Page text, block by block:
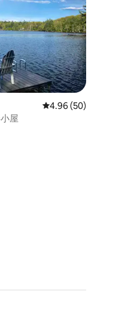
8 条评价 平均评分 4.96 分（满
4.96 (50)
屋